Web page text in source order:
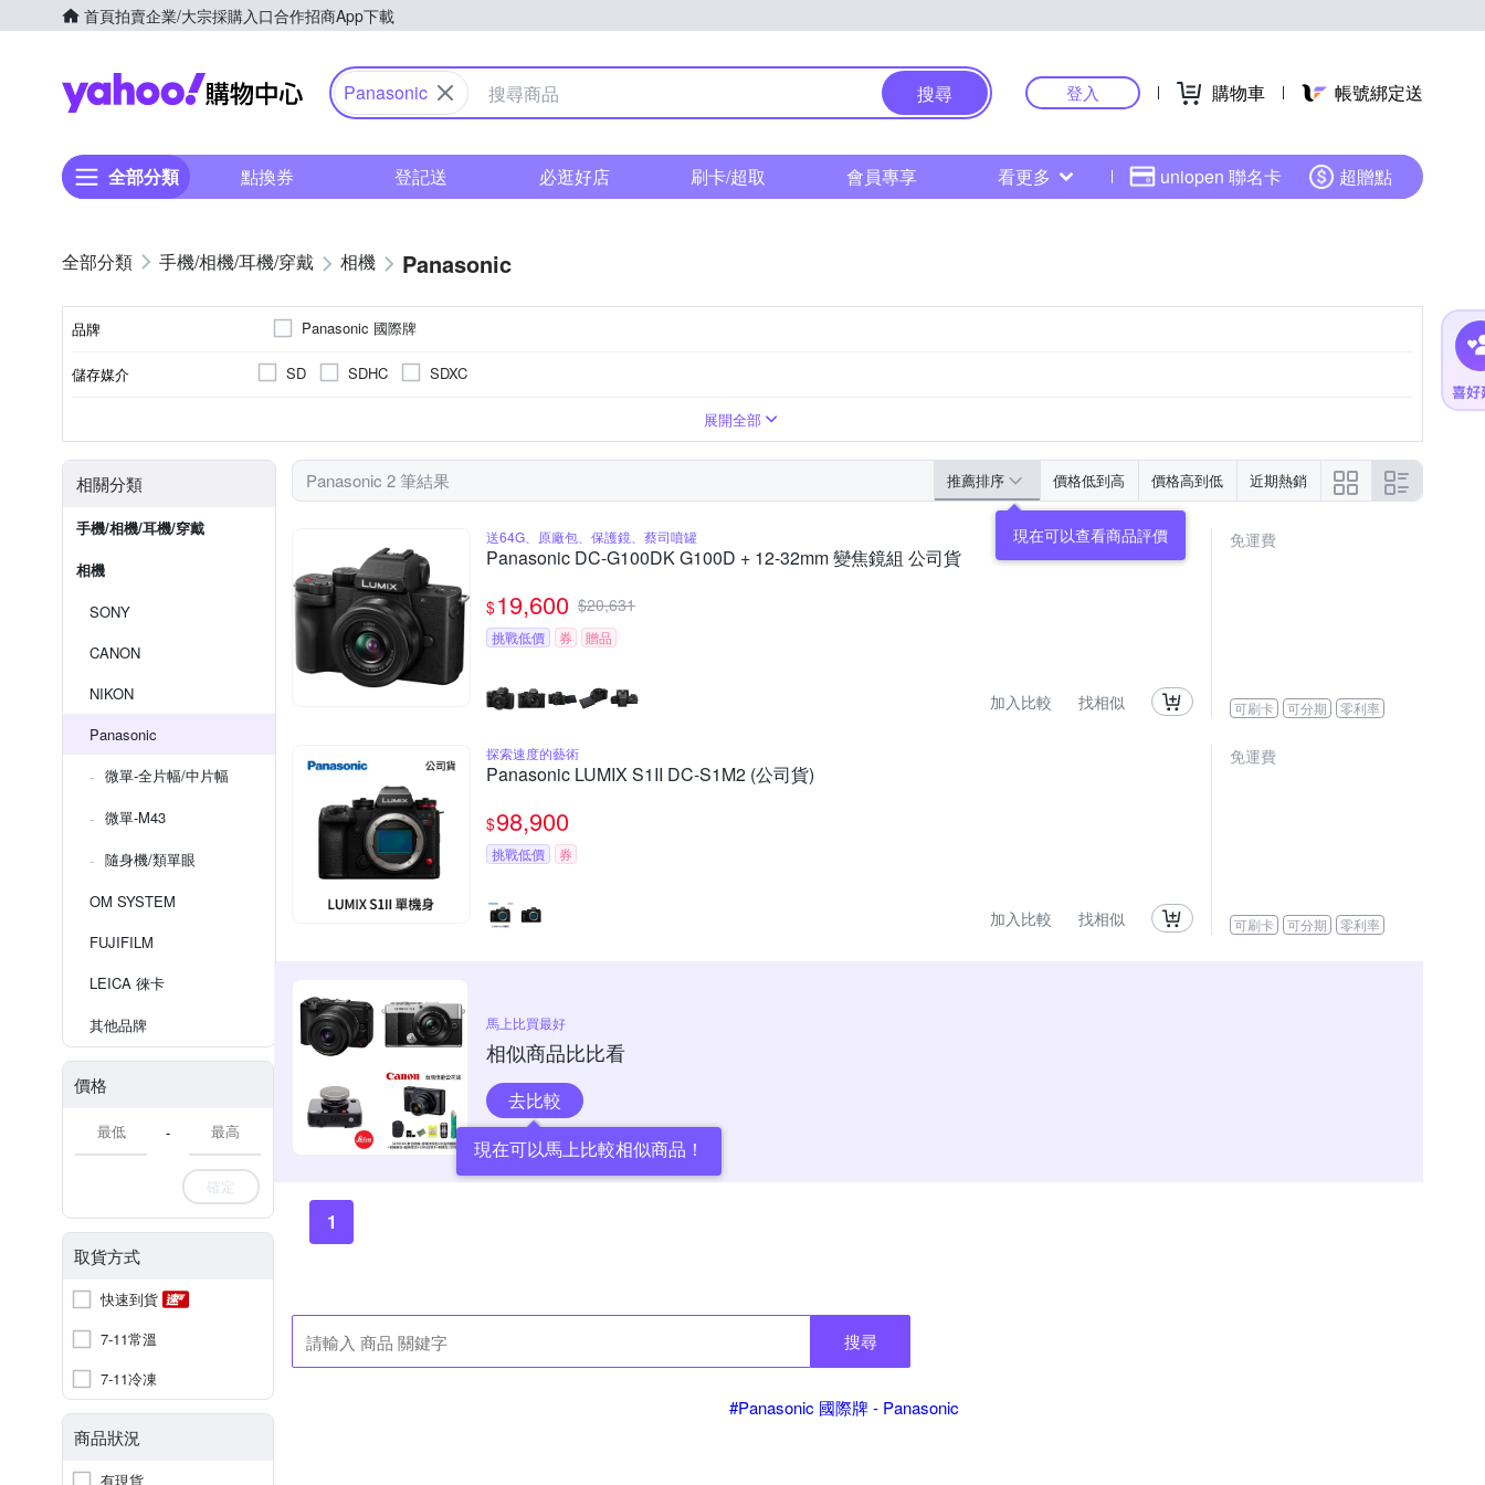
首頁拍賣企業/大宗採購入口合作招商App下載
Yahoo購物中心
Panasonic 搜尋 登入 購物車 帳號綁定送
全部分類 點換券 登記送 必逛好店 刷卡/超取 會員專享 看更多 uniopen 聯名卡 超贈點
手機/相機/耳機/穿戴 相機 Panasonic
品牌 Panasonic 國際牌
儲存媒介 SD SDHC SDXC
展開全部
相關分類
手機/相機/耳機/穿戴
相機
SONY
CANON
NIKON
Panasonic
微單-全片幅/中片幅
微單-M43
隨身機/類單眼
OM SYSTEM
FUJIFILM
LEICA 徠卡
其他品牌
價格
-
確定
取貨方式
快速到貨
7-11常溫
7-11冷凍
商品狀況
有現貨
Panasonic 2 筆結果 推薦排序 價格低到高 價格高到低 近期熱銷
現在可以查看商品評價
送64G、原廠包、保護鏡、蔡司噴罐
Panasonic DC-G100DK G100D + 12-32mm 變焦鏡組 公司貨
$19,600 $20,631
挑戰低價 券 贈品
加入比較 找相似
免運費
可刷卡 可分期 零利率
探索速度的藝術
Panasonic LUMIX S1II DC-S1M2 (公司貨)
$98,900
挑戰低價 券
加入比較 找相似
免運費
可刷卡 可分期 零利率
馬上比買最好
相似商品比比看
去比較
現在可以馬上比較相似商品！
1
搜尋
#Panasonic 國際牌 - Panasonic